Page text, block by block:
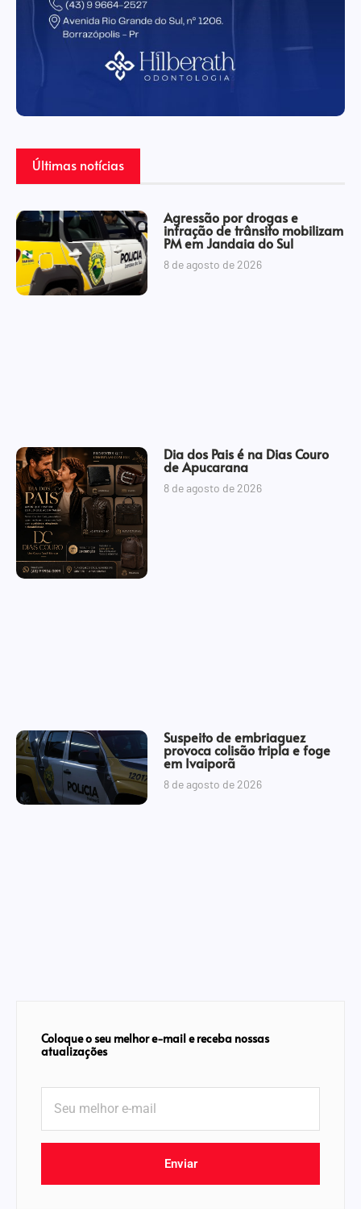
Últimas notícias
Agressão por drogas e
infração de trânsito mobilizam
PM em Jandaia do Sul
8 de agosto de 2026
Dia dos Pais é na Dias Couro
de Apucarana
8 de agosto de 2026
Suspeito de embriaguez
provoca colisão tripla e foge
em Ivaiporã
8 de agosto de 2026
Coloque o seu melhor e-mail e receba nossas
atualizações
Enviar